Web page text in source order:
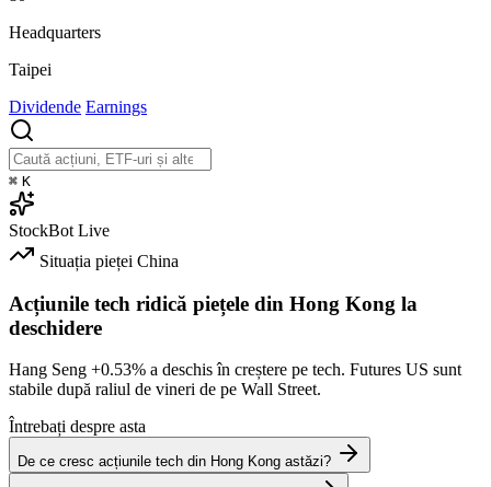
Headquarters
Taipei
Dividende Earnings
⌘ K
StockBot Live
Situația pieței China
Acțiunile tech ridică piețele din Hong Kong la
deschidere
Hang Seng +0.53% a deschis în creștere pe tech. Futures US sunt
stabile după raliul de vineri de pe Wall Street.
Întrebați despre asta
De ce cresc acțiunile tech din Hong Kong astăzi?